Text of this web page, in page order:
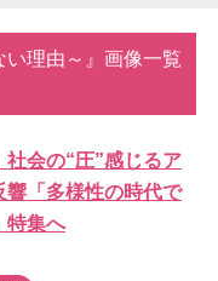
い理由～』画像一覧
会の“圧”感じるア
響「多様性の時代で
特集へ